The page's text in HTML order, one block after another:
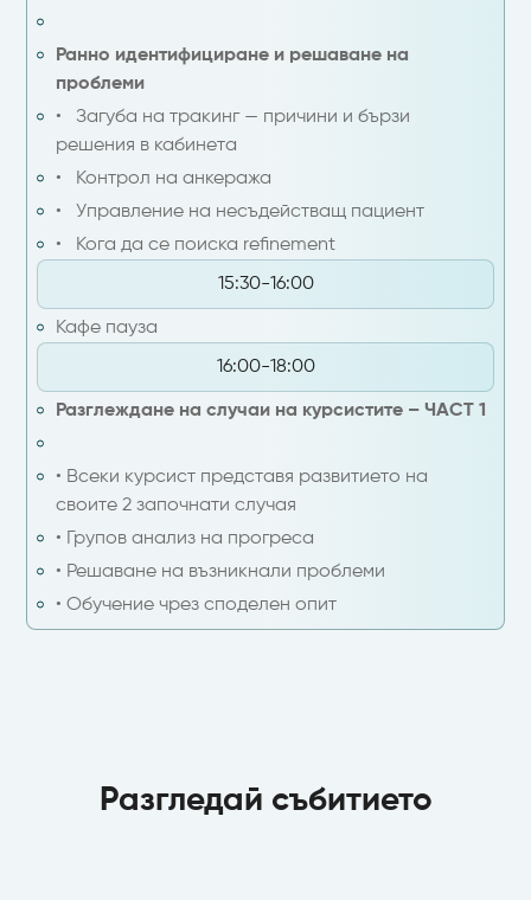
Ранно идентифициране и решаване на
проблеми
• Загуба на тракинг — причини и бързи
решения в кабинета
• Контрол на анкеража
• Управление на несъдействащ пациент
• Кога да се поиска refinement
15:30-16:00
Кафе пауза
16:00-18:00
Разглеждане на случаи на курсистите – ЧАСТ 1
• Всеки курсист представя развитието на
своите 2 започнати случая
• Групов анализ на прогреса
• Решаване на възникнали проблеми
• Обучение чрез споделен опит
Разгледай събитието